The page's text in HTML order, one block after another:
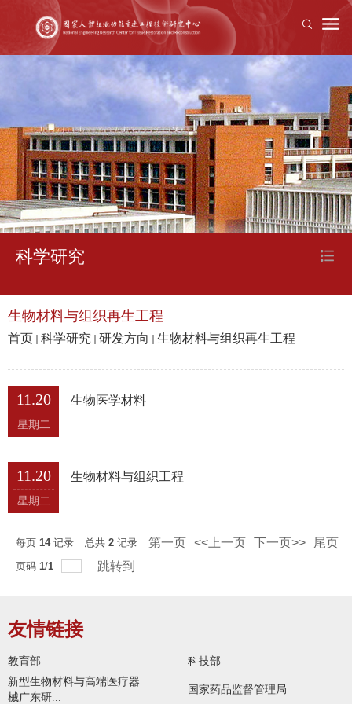
科学研究
生物材料与组织再生工程
首页 科学研究 研发方向 生物材料与组织再生工程
11.20
星期二
生物医学材料
11.20
星期二
生物材料与组织工程
每页 14记录 总共 2 记录 第一页 <<上一页 下一页>> 尾页
页码 1/1 跳转到
友情链接
教育部
科技部
新型生物材料与高端医疗器
械广东研...
国家药品监督管理局